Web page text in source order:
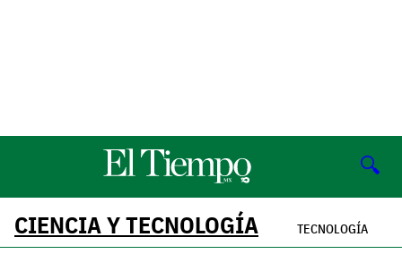
🔍
CIENCIA Y TECNOLOGÍA TECNOLOGÍA